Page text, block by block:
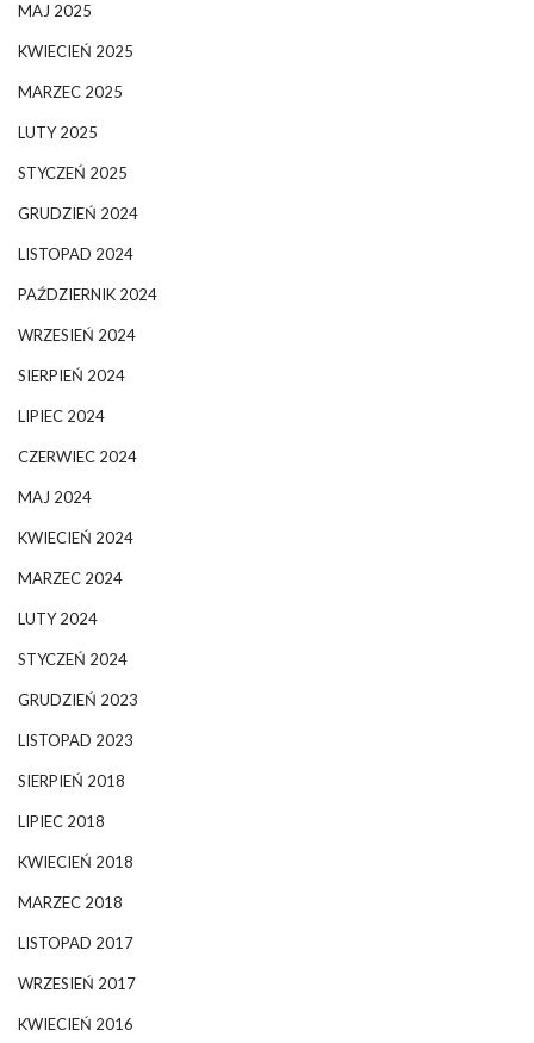
MAJ 2025
KWIECIEŃ 2025
MARZEC 2025
LUTY 2025
STYCZEŃ 2025
GRUDZIEŃ 2024
LISTOPAD 2024
PAŹDZIERNIK 2024
WRZESIEŃ 2024
SIERPIEŃ 2024
LIPIEC 2024
CZERWIEC 2024
MAJ 2024
KWIECIEŃ 2024
MARZEC 2024
LUTY 2024
STYCZEŃ 2024
GRUDZIEŃ 2023
LISTOPAD 2023
SIERPIEŃ 2018
LIPIEC 2018
KWIECIEŃ 2018
MARZEC 2018
LISTOPAD 2017
WRZESIEŃ 2017
KWIECIEŃ 2016